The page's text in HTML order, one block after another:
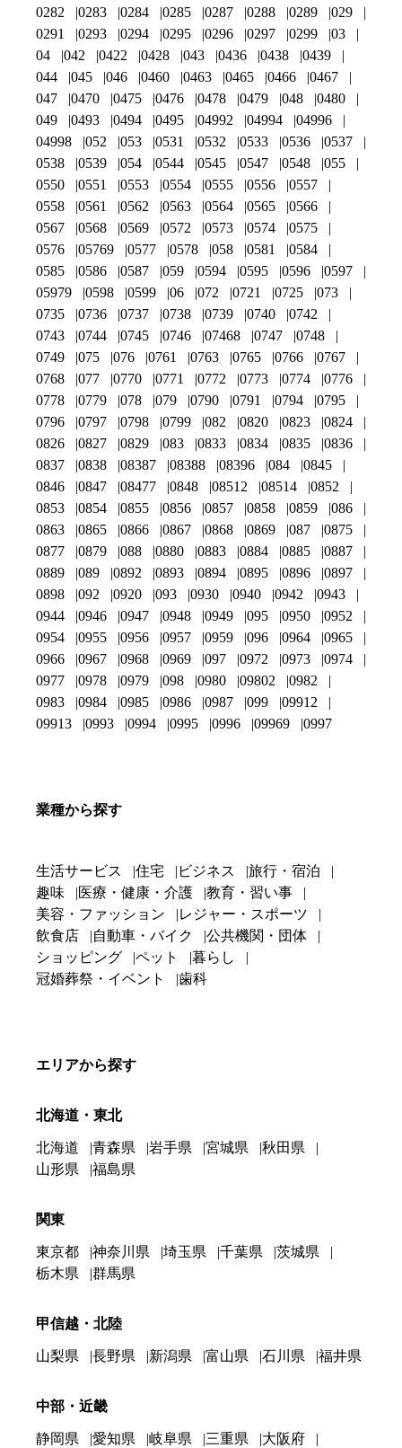
0282 0283 0284 0285 0287 0288 0289
029
0291
0293 0294 0295 0296 0297 0299
03
04
042 0422 0428 043 0436 0438
0439
044
045 046 0460 0463 0465 0466
0467
047
0470 0475 0476 0478 0479 048
0480
049
0493 0494 0495 04992 04994
04996
04998
052 053 0531 0532 0533 0536
0537
0538
0539 054 0544 0545 0547 0548
055
0550
0551 0553 0554 0555 0556
0557
0558
0561 0562 0563 0564 0565
0566
0567
0568 0569 0572 0573 0574
0575
0576
05769 0577 0578 058 0581
0584
0585
0586 0587 059 0594 0595 0596
0597
05979
0598 0599 06 072 0721 0725
073
0735
0736 0737 0738 0739 0740
0742
0743
0744 0745 0746 07468 0747
0748
0749
075 076 0761 0763 0765 0766
0767
0768
077 0770 0771 0772 0773 0774
0776
0778
0779 078 079 0790 0791 0794
0795
0796
0797 0798 0799 082 0820 0823
0824
0826
0827 0829 083 0833 0834 0835
0836
0837
0838 08387 08388 08396 084
0845
0846
0847 08477 0848 08512 08514
0852
0853
0854 0855 0856 0857 0858 0859
086
0863
0865 0866 0867 0868 0869 087
0875
0877
0879 088 0880 0883 0884 0885
0887
0889
089 0892 0893 0894 0895 0896
0897
0898
092 0920 093 0930 0940 0942
0943
0944
0946 0947 0948 0949 095 0950
0952
0954
0955 0956 0957 0959 096 0964
0965
0966
0967 0968 0969 097 0972 0973
0974
0977
0978 0979 098 0980 09802
0982
0983
0984 0985 0986 0987 099
09912
09913
0993 0994 0995 0996 09969 0997
業種から探す
生活サービス 住宅 ビジネス
旅行・宿泊
趣味
医療・健康・介護
教育・習い事
美容・ファッション
レジャー・スポーツ
飲食店
自動車・バイク
公共機関・団体
ショッピング
ペット
暮らし
冠婚葬祭・イベント
歯科
エリアから探す
北海道・東北
北海道 青森県 岩手県 宮城県
秋田県
山形県
福島県
関東
東京都 神奈川県 埼玉県 千葉県
茨城県
栃木県
群馬県
甲信越・北陸
山梨県 長野県 新潟県 富山県 石川県 福井県
中部・近畿
静岡県 愛知県 岐阜県 三重県
大阪府